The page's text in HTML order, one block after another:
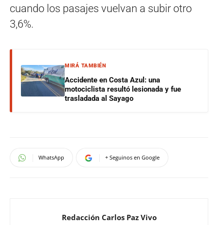
cuando los pasajes vuelvan a subir otro
3,6%.
MIRÁ TAMBIÉN
Accidente en Costa Azul: una
motociclista resultó lesionada y fue
trasladada al Sayago
WhatsApp + Seguinos en Google
Redacción Carlos Paz Vivo